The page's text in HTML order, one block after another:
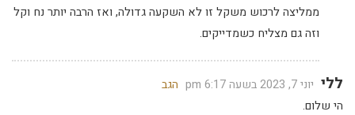
ממליצה לרכוש משקל זו לא השקעה גדולה, ואז הרבה יותר נח וקל
וזה גם מצליח כשמדייקים.
ללי יוני 7, 2023 בשעה 6:17 pm
הגב
הי שלום.